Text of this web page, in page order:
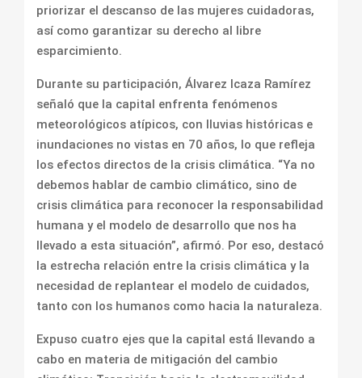
priorizar el descanso de las mujeres cuidadoras,
así como garantizar su derecho al libre
esparcimiento.
Durante su participación, Álvarez Icaza Ramírez
señaló que la capital enfrenta fenómenos
meteorológicos atípicos, con lluvias históricas e
inundaciones no vistas en 70 años, lo que refleja
los efectos directos de la crisis climática. “Ya no
debemos hablar de cambio climático, sino de
crisis climática para reconocer la responsabilidad
humana y el modelo de desarrollo que nos ha
llevado a esta situación”, afirmó. Por eso, destacó
la estrecha relación entre la crisis climática y la
necesidad de replantear el modelo de cuidados,
tanto con los humanos como hacia la naturaleza.
Expuso cuatro ejes que la capital está llevando a
cabo en materia de mitigación del cambio